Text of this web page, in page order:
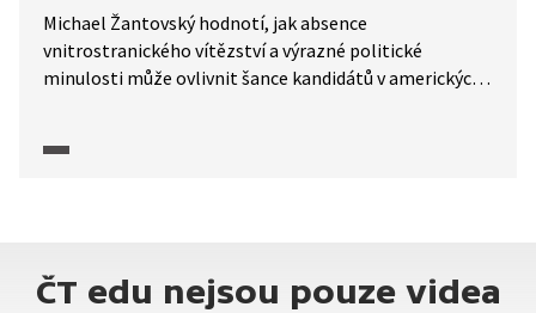
Michael Žantovský hodnotí, jak absence
vnitrostranického vítězství a výrazné politické
minulosti může ovlivnit šance kandidátů v amerických
však zdůrazňuje, že osobnost a politické schopnosti
ČT edu nejsou pouze videa